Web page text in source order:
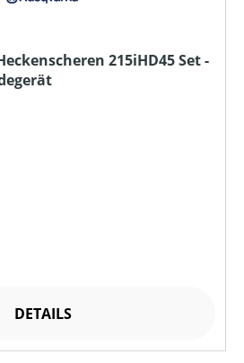
215iHD45 Set -
DETAILS